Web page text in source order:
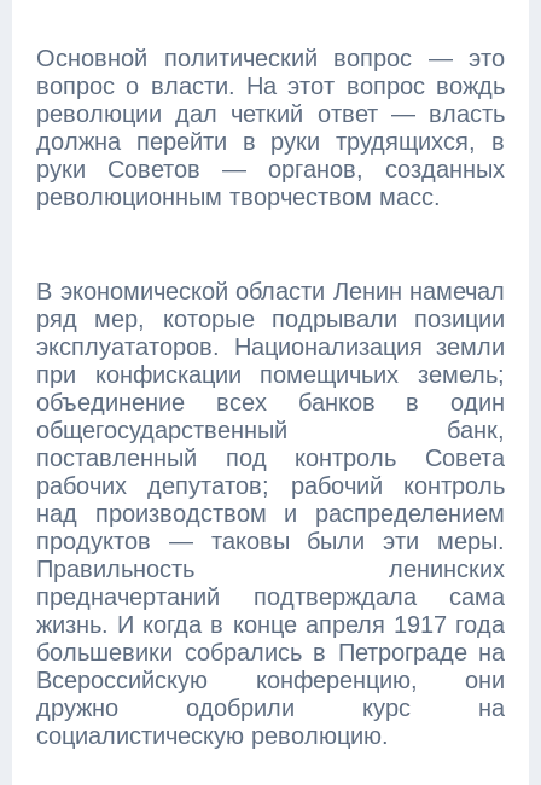
Основной политический вопрос — это
вопрос о власти. На этот вопрос вождь
революции дал четкий ответ — власть
должна перейти в руки трудящихся, в
руки Советов — органов, созданных
революционным творчеством масс.
В экономической области Ленин намечал
ряд мер, которые подрывали позиции
эксплуататоров. Национализация земли
при конфискации помещичьих земель;
объединение всех банков в один
общегосударственный банк,
поставленный под контроль Совета
рабочих депутатов; рабочий контроль
над производством и распределением
продуктов — таковы были эти меры.
Правильность ленинских
предначертаний подтверждала сама
жизнь. И когда в конце апреля 1917 года
большевики собрались в Петрограде на
Всероссийскую конференцию, они
дружно одобрили курс на
социалистическую революцию.